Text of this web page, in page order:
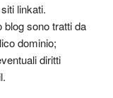
linkati.
blog sono tratti da
dominio;
diritti